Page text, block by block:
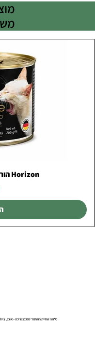
Horizon הורייזן פיור כבש 200 גרם
כל מה שחיית המחמד שלכם צריכה – אוכל,